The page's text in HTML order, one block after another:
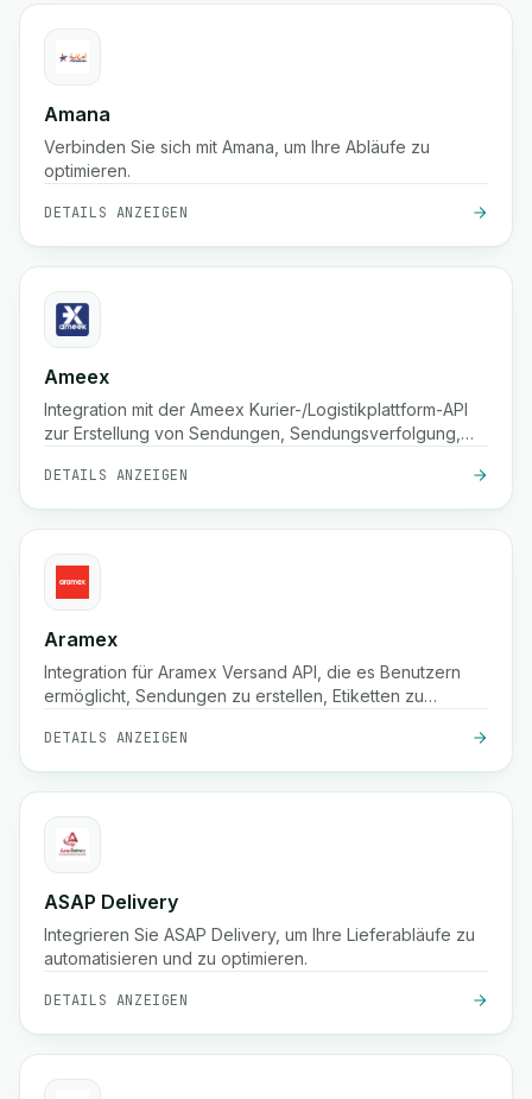
Amana
Verbinden Sie sich mit Amana, um Ihre Abläufe zu
optimieren.
DETAILS ANZEIGEN
Ameex
Integration mit der Ameex Kurier-/Logistikplattform-API
zur Erstellung von Sendungen, Sendungsverfolgung,
DETAILS ANZEIGEN
Aramex
Integration für Aramex Versand API, die es Benutzern
ermöglicht, Sendungen zu erstellen, Etiketten zu
Lieferungen zu planen.
DETAILS ANZEIGEN
ASAP Delivery
Integrieren Sie ASAP Delivery, um Ihre Lieferabläufe zu
automatisieren und zu optimieren.
DETAILS ANZEIGEN